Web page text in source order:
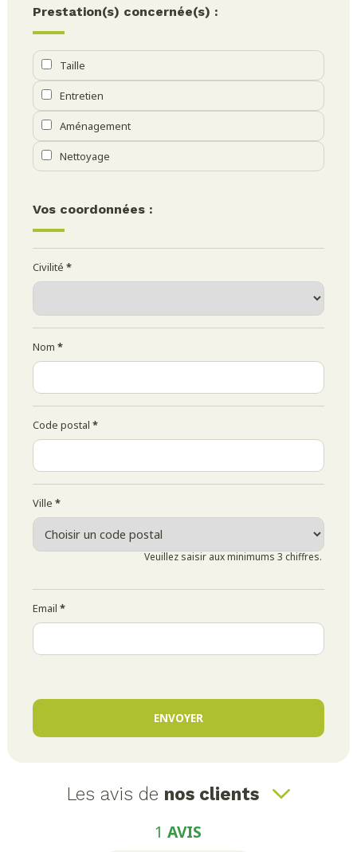
Prestation(s) concernée(s) :
Taille
Entretien
Aménagement
Nettoyage
Vos coordonnées :
Civilité *
Nom *
Code postal *
Ville *
Veuillez saisir aux minimums 3 chiffres.
Email *
Les avis de nos clients
1AVIS